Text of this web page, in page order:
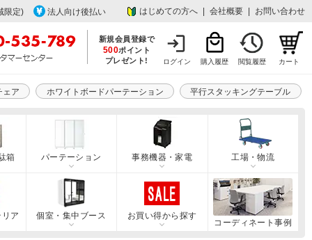
限定) 法人向け後払い はじめての方へ 会社概要 お問い合わせ
新規会員登録で
500ポイント
プレゼント!
ログイン 購入履歴 閲覧履歴 カート
ェア ホワイトボードパーテーション 平行スタッキングテーブル
箱 パーテーション 事務機器・家電 工場・物流
ア 個室・集中ブース
お買い得から探す
コーディネート事例